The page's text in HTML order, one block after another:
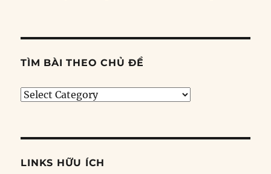
TÌM BÀI THEO CHỦ ĐỀ
Tìm
đề
LINKS HỮU ÍCH